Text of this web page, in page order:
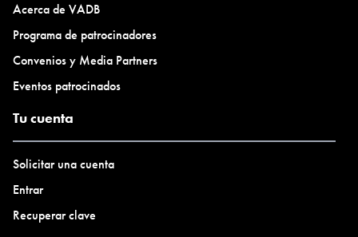
Acerca de VADB
Programa de patrocinadores
Convenios y Media Partners
Eventos patrocinados
Tu cuenta
Solicitar una cuenta
Entrar
Recuperar clave